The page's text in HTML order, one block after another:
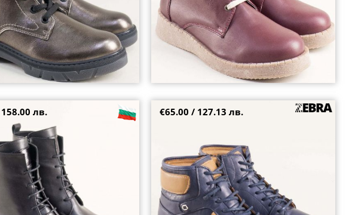
на български производител в
връзки и цип irma1601ch
39 40
лв.
Сини дамски боти от естествена кожа с връзки
€65.00 / 127.13 лв.